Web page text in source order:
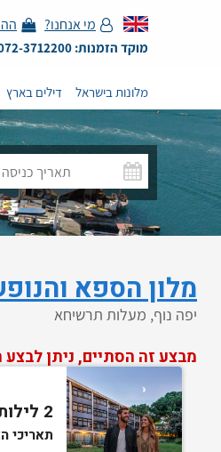
מי אנחנו?
מוקד הזמנות: 072-3712200, א'-ה': 19:00-9:00, שישי: 13:00-9:00
מלונות בישראל דילים בארץ
מלון הספא
יפה נוף, מעלות תרשיחא
מבצע זה הסתיים, ניתן
2 לילות לזוג ע"ב חצי פנסיון בחדר בלקוני
תאריכי